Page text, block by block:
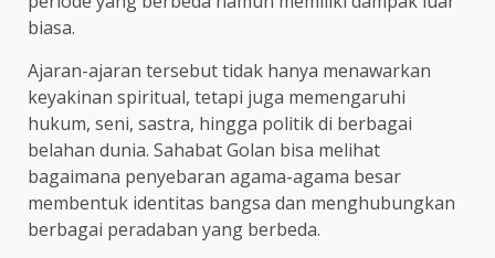
biasa.
Ajaran-ajaran tersebut tidak hanya menawarkan
keyakinan spiritual, tetapi juga memengaruhi
hukum, seni, sastra, hingga politik di berbagai
belahan dunia. Sahabat Golan bisa melihat
bagaimana penyebaran agama-agama besar
membentuk identitas bangsa dan menghubungkan
berbagai peradaban yang berbeda.